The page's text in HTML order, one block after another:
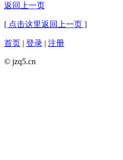
返回上一页
[ 点击这里返回上一页 ]
首页 | 登录 | 注册
© jzq5.cn